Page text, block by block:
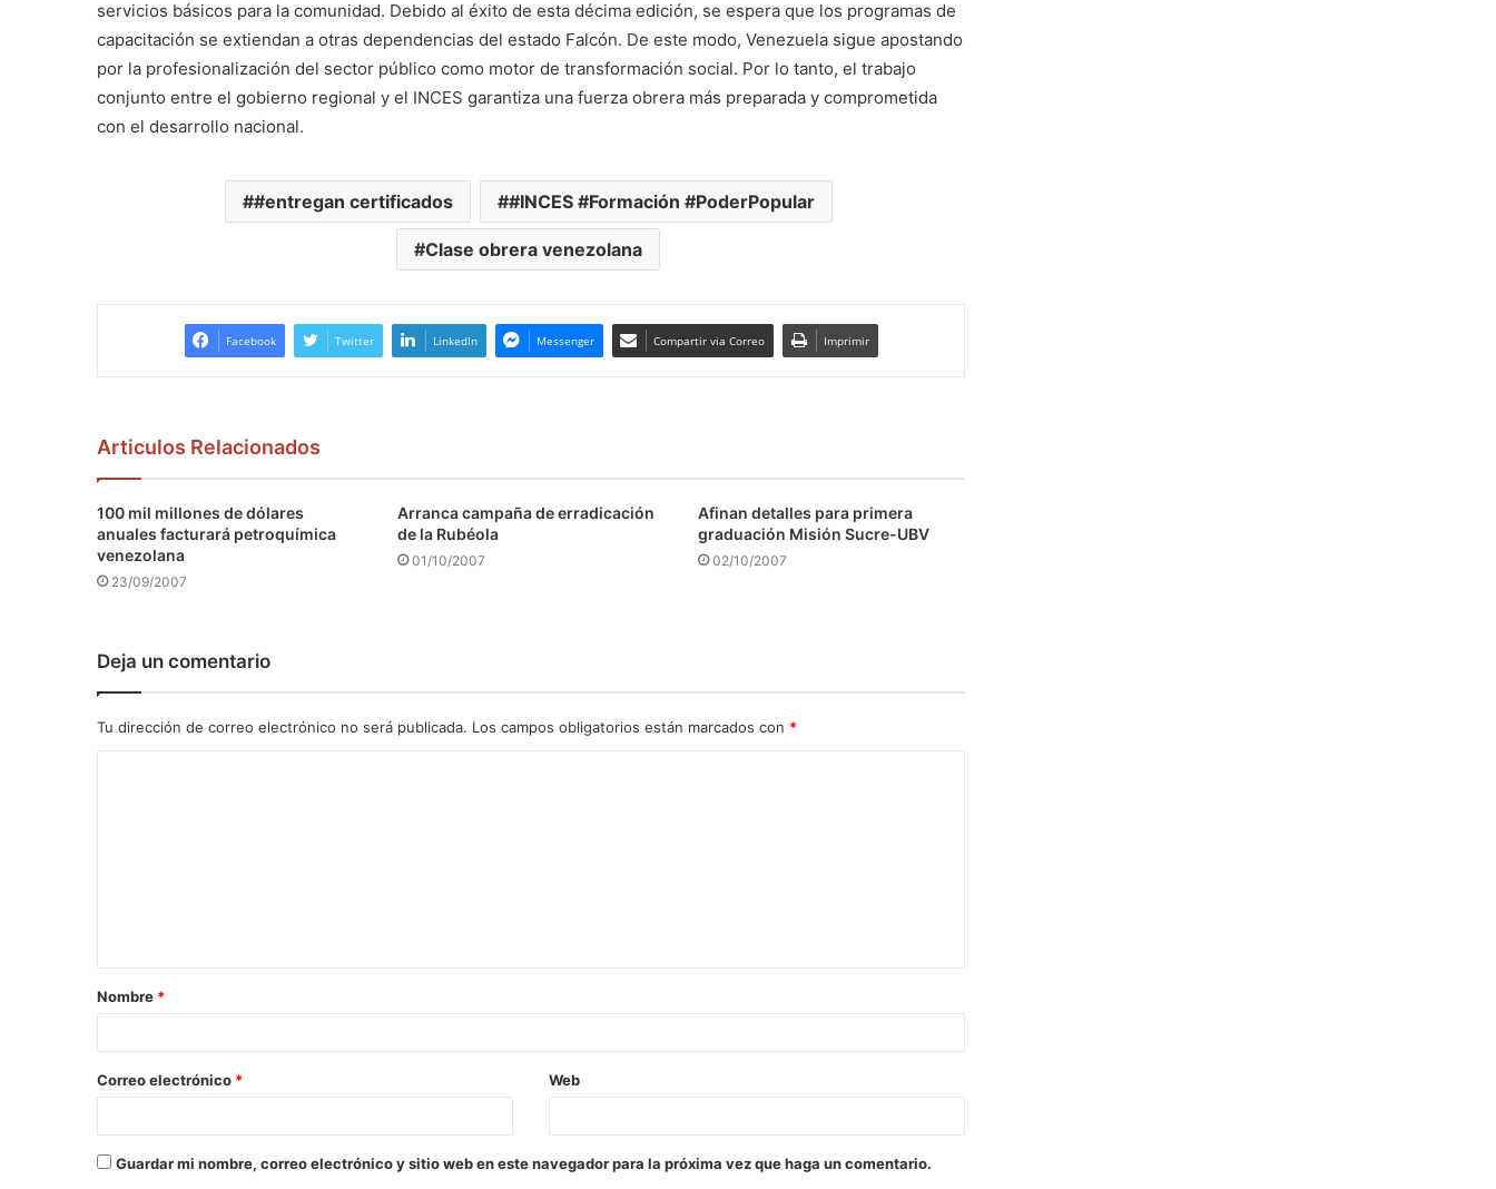
servicios básicos para la comunidad. Debido al éxito de esta décima edición, se espera que los programas de
capacitación se extiendan a otras dependencias del estado Falcón. De este modo, Venezuela sigue apostando
por la profesionalización del sector público como motor de transformación social. Por lo tanto, el trabajo
conjunto entre el gobierno regional y el INCES garantiza una fuerza obrera más preparada y comprometida
con el desarrollo nacional.
#entregan certificados #INCES #Formación #PoderPopular
Clase obrera venezolana
Facebook Twitter LinkedIn Messenger Compartir via Correo Imprimir
Articulos Relacionados
100 mil millones de dólares
anuales facturará petroquímica
venezolana
23/09/2007
Arranca campaña de erradicación
de la Rubéola
01/10/2007
Afinan detalles para primera
graduación Misión Sucre-UBV
02/10/2007
Deja un comentario
Tu dirección de correo electrónico no será publicada. Los campos obligatorios están marcados con *
a
r
*
Nombre *
Correo electrónico * Web
Guardar mi nombre, correo electrónico y sitio web en este navegador para la próxima vez que haga un comentario.